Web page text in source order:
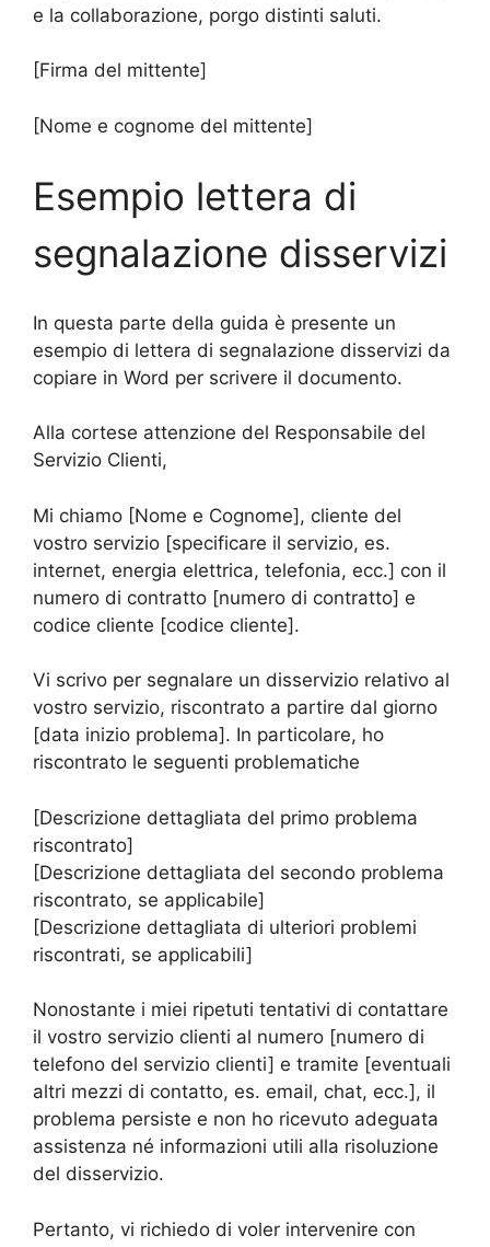
e la collaborazione, porgo distinti saluti.
[Firma del mittente]
[Nome e cognome del mittente]
Esempio lettera di
segnalazione disservizi
In questa parte della guida è presente un
esempio di lettera di segnalazione disservizi da
copiare in Word per scrivere il documento.
Alla cortese attenzione del Responsabile del
Servizio Clienti,
Mi chiamo [Nome e Cognome], cliente del
vostro servizio [specificare il servizio, es.
internet, energia elettrica, telefonia, ecc.] con il
numero di contratto [numero di contratto] e
codice cliente [codice cliente].
Vi scrivo per segnalare un disservizio relativo al
vostro servizio, riscontrato a partire dal giorno
[data inizio problema]. In particolare, ho
riscontrato le seguenti problematiche
[Descrizione dettagliata del primo problema
riscontrato]
[Descrizione dettagliata del secondo problema
riscontrato, se applicabile]
[Descrizione dettagliata di ulteriori problemi
riscontrati, se applicabili]
Nonostante i miei ripetuti tentativi di contattare
il vostro servizio clienti al numero [numero di
telefono del servizio clienti] e tramite [eventuali
altri mezzi di contatto, es. email, chat, ecc.], il
problema persiste e non ho ricevuto adeguata
assistenza né informazioni utili alla risoluzione
del disservizio.
Pertanto, vi richiedo di voler intervenire con